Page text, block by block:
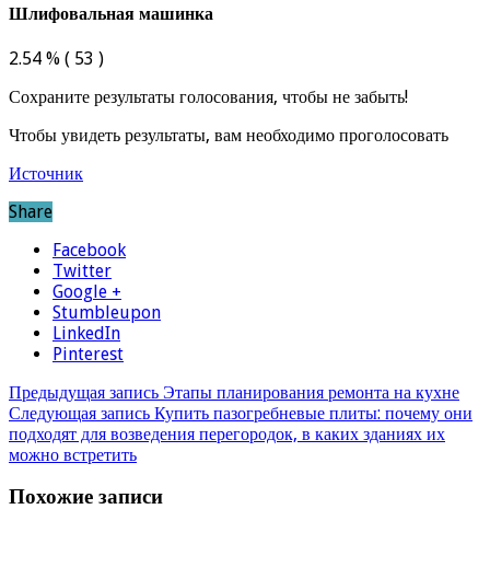
Шлифовальная машинка
2.54 % ( 53 )
Сохраните результаты голосования, чтобы не забыть!
Чтобы увидеть результаты, вам необходимо проголосовать
Источник
Share
Facebook
Twitter
Google +
Stumbleupon
LinkedIn
Pinterest
Предыдущая запись Этапы планирования ремонта на кухне
Следующая запись Купить пазогребневые плиты: почему они
подходят для возведения перегородок, в каких зданиях их
можно встретить
Похожие записи